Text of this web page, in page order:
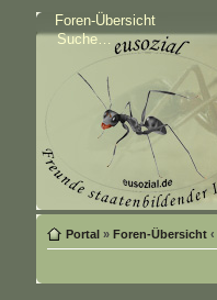
Foren-Übersicht
Portal» Foren-Übersicht ‹